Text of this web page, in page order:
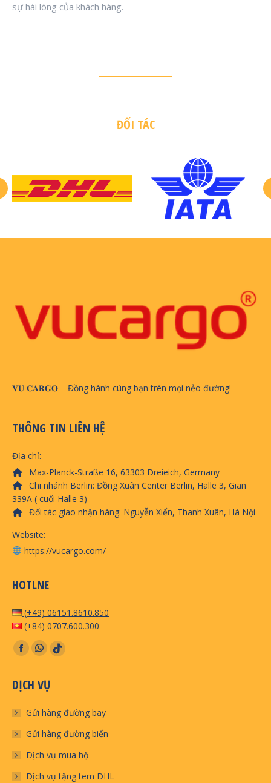
sự hài lòng của khách hàng.
ĐỐI TÁC
𝐕𝐔 𝐂𝐀𝐑𝐆𝐎 – Đồng hành cùng bạn trên mọi nẻo đường!
THÔNG TIN LIÊN HỆ
Địa chỉ:
Max-Planck-Straße 16, 63303 Dreieich, Germany
Chi nhánh Berlin: Đồng Xuân Center Berlin, Halle 3, Gian
339A ( cuối Halle 3)
Đối tác giao nhận hàng: Nguyễn Xiển, Thanh Xuân, Hà Nội
Website:
https://vucargo.com/
HOTLNE
(+49) 06151.8610.850
(+84) 0707.600.300
Find us on:
Facebook
opens
new
window
Whatsapp
opens
new
window
TikTok
new
window
DỊCH VỤ
Gửi hàng đường bay
Gửi hàng đường biển
Dịch vụ mua hộ
Dịch vụ tặng tem DHL